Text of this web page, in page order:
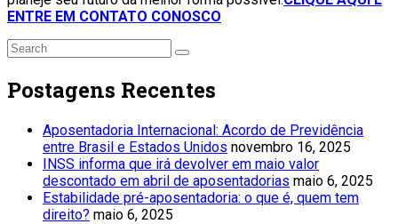
ENTRE EM CONTATO CONOSCO
Postagens Recentes
Aposentadoria Internacional: Acordo de Previdência
entre Brasil e Estados Unidos novembro 16, 2025
INSS informa que irá devolver em maio valor
descontado em abril de aposentadorias maio 6, 2025
Estabilidade pré-aposentadoria: o que é, quem tem
direito? maio 6, 2025